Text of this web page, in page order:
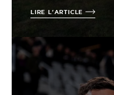
LIRE L'ARTICLE